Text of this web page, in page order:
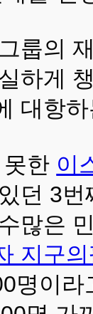
룹의
하게
대항
한 이
던 3
많은
지구의
명이